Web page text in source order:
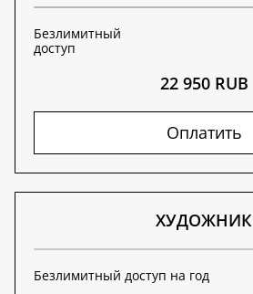
Безлимитный
доступ
22 950 RUB
Оплатить
ХУДОЖНИК
Безлимитный доступ на год